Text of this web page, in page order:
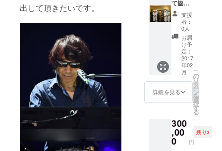
出して頂きたいです。
員の集
合写真
・お礼
のメッ
セージ
て協力
クレ
ジット
掲載
（社名
は１名
義、個
人名は
５名義
まで）
・築地
玉寿司
特選プ
ライ
カウン
ターの
宴会５
名様 ・
支援
者：
0人
お届
け予
定：
2017
年02
月
詳細を見る
こ
の
リ
タ
ー
ン
を
選
択
す
る
300
,00
0 円
残り3